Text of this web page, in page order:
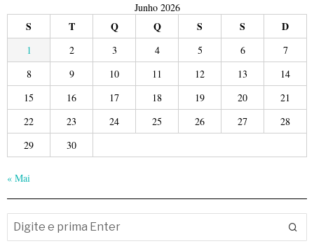
Junho 2026
S T Q Q S S D
1 2 3 4 5 6
7
8
9 10 11 12 13
14
15
16 17 18 19 20
21
22
23 24 25 26 27
28
29
30
« Mai